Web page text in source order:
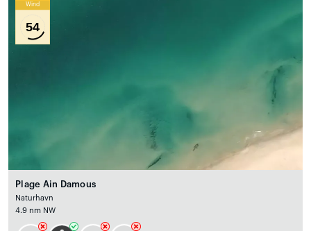
Wind
54
Plage Ain Damous
Naturhavn
4.9 nm NW